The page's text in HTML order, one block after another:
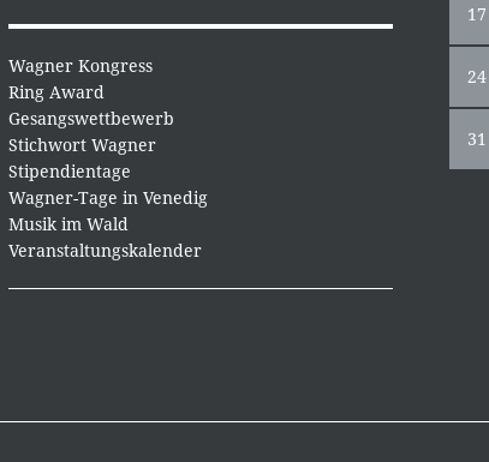
Wagner Kongress
Ring Award
Gesangswettbewerb
Stichwort Wagner
Stipendientage
Wagner-Tage in Venedig
Musik im Wald
Veranstaltungskalender
17
24
31